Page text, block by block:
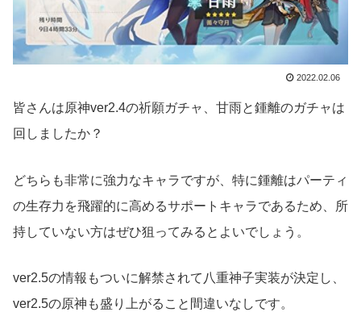
2022.02.06
皆さんは原神ver2.4の祈願ガチャ、甘雨と鍾離のガチャは
回しましたか？
どちらも非常に強力なキャラですが、特に鍾離はパーティ
の生存力を飛躍的に高めるサポートキャラであるため、所
持していない方はぜひ狙ってみるとよいでしょう。
ver2.5の情報もついに解禁されて八重神子実装が決定し、
ver2.5の原神も盛り上がること間違いなしです。